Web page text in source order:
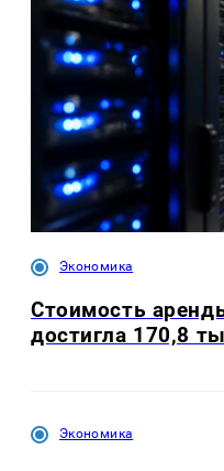
Экономика
Стоимость
достигла 170,8
Экономика